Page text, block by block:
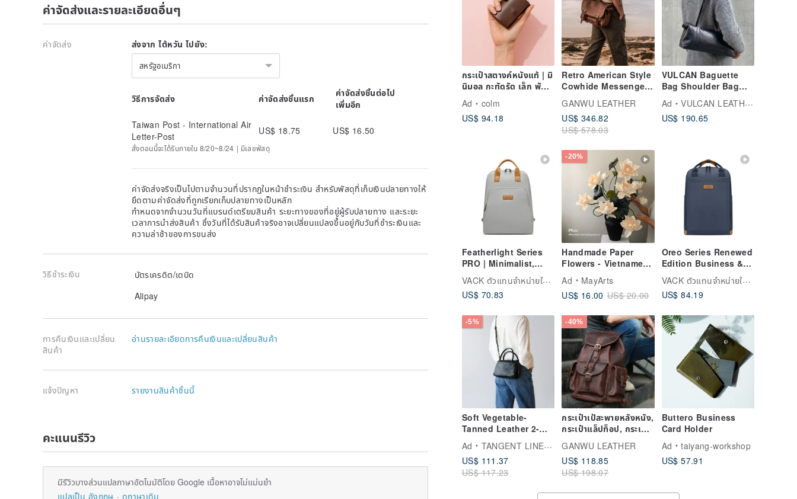
กระเป๋าสตางค์หนังแท้ | มิ
นิมอล กะทัดรัด เล็ก พับ
สามทบ บาง | หนังฟอก
ฝาด
Ad
colm
US$ 94.18
Retro American Style
Cowhide Messenger
Bag | Crossbody |
Handheld Shoulder
Bag | Cycling
Motorcycle Bag
Personalization】
GANWU LEATHER
US$ 346.82
US$ 578.03
VULCAN Baguette
Bag Shoulder Bag
Handbag Baguette
Bag European
Vegetable-Tanned
Ad
VULCAN LEATHER เครื่องหนังแฮนด์เมดระดับพรีเมียม
US$ 190.65
Featherlight Series
PRO | Minimalist,
Premium, Lightweight
& Slim Laptop
Backpack (14-
Commuter Bag
VACK ตัวแทนจำหน่ายในไต้หวัน
US$ 70.83
-20%
Handmade Paper
Flowers - Vietnamese
Home Decoration or
Gift
Ad
MayArts
US$ 16.00 US$ 20.00
Oreo Series Renewed
Edition Business &
Everyday Laptop
Backpack Full-Zip
Lightweight Travel
VACK ตัวแทนจำหน่ายในไต้หวัน
US$ 84.19
-5%
Soft Vegetable-
Tanned Leather 2-
Square Bag |
Shoulder &
Crossbody Bag |
Ad
TANGENT LINEAR
US$ 111.37
US$ 117.23
-40%
กระเป๋าเป้สะพายหลังหนัง,
กระเป๋าแล็ปท็อป, กระเป๋า,
ขนาดใหญ่
GANWU LEATHER
US$ 118.85
US$ 198.07
Buttero Business
Card Holder
Ad
taiyang-workshop
US$ 57.91
ค่าจัดส่งและรายละเอียดอื่นๆ
ค่าจัดส่ง ส่งจาก ไต้หวัน ไปยัง:
สหรัฐอเมริกา
วิธีการจัดส่ง ค่าจัดส่งชิ้นแรก
ค่าจัดส่งชิ้นต่อไป
เพิ่มอีก
Taiwan Post - International Air
Letter-Post
US$ 18.75 US$ 16.50
สั่งตอนนี้จะได้รับภายใน 8/20~8/24 | มีเลขพัสดุ
ค่าจัดส่งจริงเป็นไปตามจำนวนที่ปรากฏในหน้าชำระเงิน สำหรับพัสดุที่เก็บเงินปลายทางให้
ยึดตามค่าจัดส่งที่ถูกเรียกเก็บปลายทางเป็นหลัก
กำหนดจากจำนวนวันที่แบรนด์เตรียมสินค้า ระยะทางของที่อยู่ผู้รับปลายทาง และระยะ
เวลาการนำส่งสินค้า ซึ่งวันที่ได้รับสินค้าจริงอาจเปลี่ยนแปลงขึ้นอยู่กับวันที่ชำระเงินและ
ความล่าช้าของการขนส่ง
วิธีชำระเงิน
บัตรเครดิต/เดบิด
Alipay
การคืนเงินและเปลี่ยน
สินค้า
อ่านรายละเอียดการคืนเงินและเปลี่ยนสินค้า
แจ้งปัญหา รายงานสินค้าชิ้นนี้
คะแนนรีวิว
มีรีวิวบางส่วนแปลภาษาอัตโนมัติโดย Google เนื้อหาอาจไม่แม่นยำ
แปลเป็น อังกฤษ
ดูภาษาเดิม